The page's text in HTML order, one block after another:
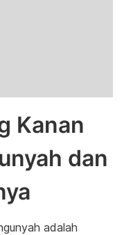
Kanan
dan
adalah